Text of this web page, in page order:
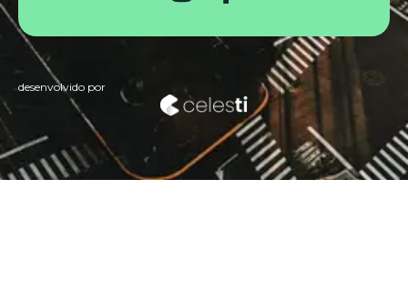
desenvolvido por